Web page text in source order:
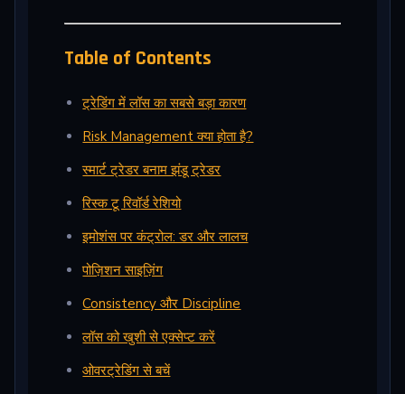
Table of Contents
ट्रेडिंग में लॉस का सबसे बड़ा कारण
Risk Management क्या होता है?
स्मार्ट ट्रेडर बनाम झंडू ट्रेडर
रिस्क टू रिवॉर्ड रेशियो
इमोशंस पर कंट्रोल: डर और लालच
पोज़िशन साइज़िंग
Consistency और Discipline
लॉस को खुशी से एक्सेप्ट करें
ओवरट्रेडिंग से बचें